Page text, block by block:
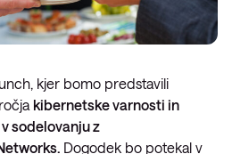
kjer bomo predstavili
kibernetske varnosti in
sodelovanju z
Dogodek bo potekal v